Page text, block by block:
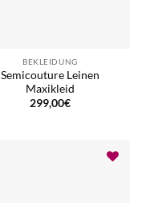
BEKLEIDUNG
Semicouture Leinen
Maxikleid
299,00€